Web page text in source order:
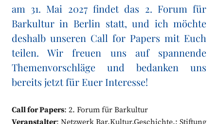
am 31. Mai 2027 findet das 2. Forum für
Barkultur in Berlin statt, und ich möchte
deshalb unseren Call for Papers mit Euch
teilen. Wir freuen uns auf spannende
Themenvorschläge und bedanken uns
bereits jetzt für Euer Interesse!
Call for Papers: 2. Forum für Barkultur